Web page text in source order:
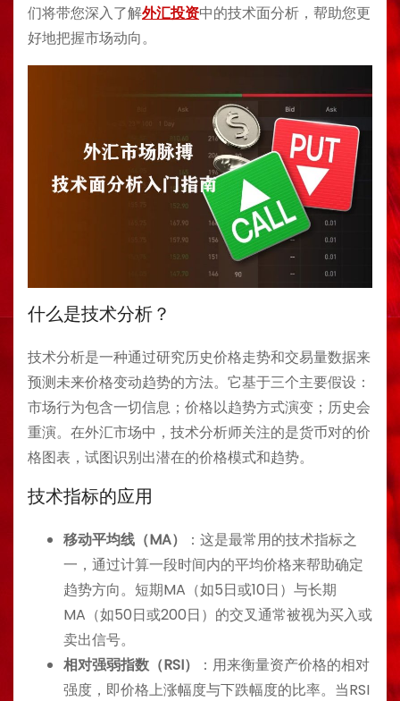
们将带您深入了解外汇投资中的技术面分析，帮助您更
好地把握市场动向。
什么是技术分析？
技术分析是一种通过研究历史价格走势和交易量数据来
预测未来价格变动趋势的方法。它基于三个主要假设：
市场行为包含一切信息；价格以趋势方式演变；历史会
重演。在外汇市场中，技术分析师关注的是货币对的价
格图表，试图识别出潜在的价格模式和趋势。
技术指标的应用
移动平均线（MA）
：这是最常用的技术指标之
一，通过计算一段时间内的平均价格来帮助确定
趋势方向。短期MA（如5日或10日）与长期
MA（如50日或200日）的交叉通常被视为买入或
卖出信号。
相对强弱指数（RSI）
：用来衡量资产价格的相对
强度，即价格上涨幅度与下跌幅度的比率。当RSI